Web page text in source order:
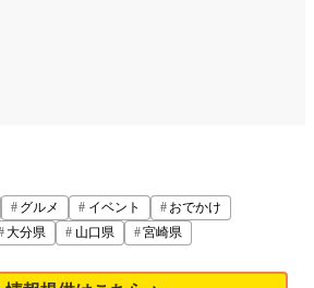
グルメ イベント
おでかけ
大分県 山口県 宮崎県